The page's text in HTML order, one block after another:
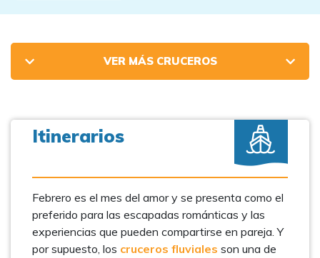
VER MÁS CRUCEROS
Itinerarios
Febrero es el mes del amor y se presenta como el
preferido para las escapadas románticas y las
experiencias que pueden compartirse en pareja. Y
por supuesto, los cruceros fluviales son una de